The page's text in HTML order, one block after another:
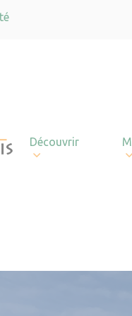
Découvrir